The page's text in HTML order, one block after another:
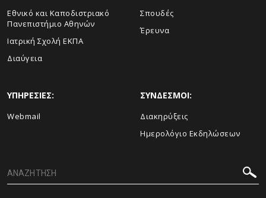
Εθνικό και Καποδιστριακό
Πανεπιστήμιο Αθηνών
Ιατρική Σχολή ΕΚΠΑ
Διαύγεια
Σπουδές
Έρευνα
ΥΠΗΡΕΣΙΕΣ:
Webmail
ΣΥΝΔΕΣΜΟΙ:
Διακηρύξεις
Ημερολόγιο Εκδηλώσεων